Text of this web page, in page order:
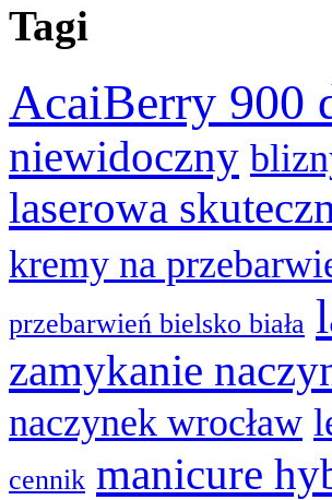
Tagi
AcaiBerry 900
niewidoczny
laserowa
kremy na
przebarwień bielsko biała
zamykanie
naczynek wrocław
cennik manicure